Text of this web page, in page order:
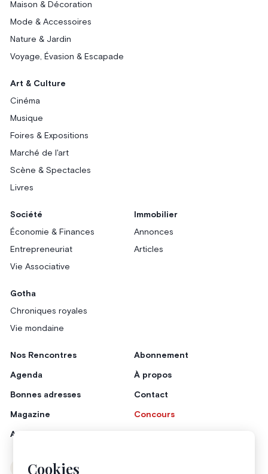
Cookies
Maison & Décoration
Mode & Accessoires
Nature & Jardin
Voyage, Évasion & Escapade
Art & Culture
Cinéma
Musique
Foires & Expositions
Marché de l'art
Scène & Spectacles
Livres
Société
Économie & Finances
Entrepreneuriat
Vie Associative
Immobilier
Annonces
Articles
Gotha
Chroniques royales
Vie mondaine
Nos Rencontres
Agenda
Bonnes adresses
Magazine
Annonceurs
Abonnement
À propos
Contact
Concours
Instagram